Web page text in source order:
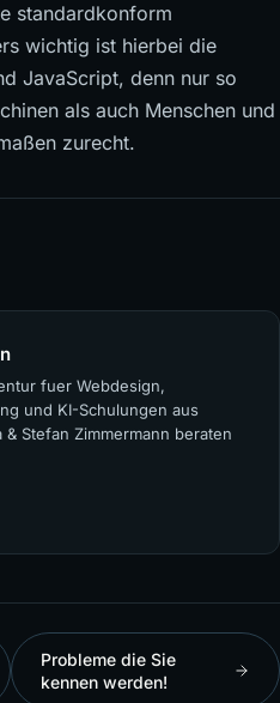
standardkonform
wichtig ist hierbei die
JavaScript, denn nur so
als auch Menschen und
zurecht.
fuer Webdesign,
und KI-Schulungen aus
Stefan Zimmermann beraten
Probleme die Sie
kennen werden!